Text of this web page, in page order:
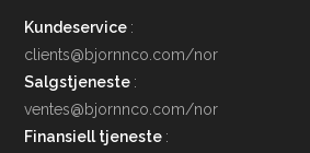
Kundeservice :
clients@bjornnco.com/nor
Salgstjeneste :
ventes@bjornnco.com/nor
Finansiell tjeneste :